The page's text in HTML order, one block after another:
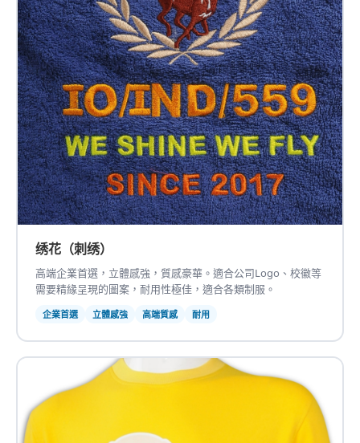
绣花（刺绣）
高端企業首選，立體感強，質感豪華。適合公司Logo、校徽等
需要精緣呈現的圖案，耐用性極佳，適合各類制服。
企業首選 立體感強 高端質感 耐用